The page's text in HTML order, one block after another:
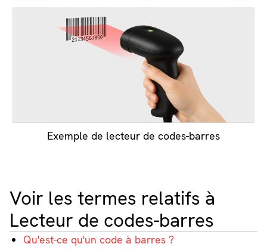
Exemple de lecteur de codes-barres
Voir les termes relatifs à
Lecteur de codes-barres
Qu'est-ce qu'un code à barres ?